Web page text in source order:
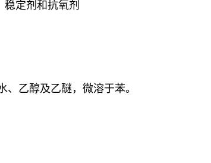
定剂和抗氧剂
乙醇及乙醚，微溶于苯。